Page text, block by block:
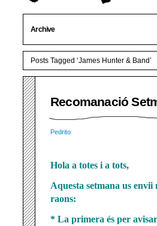
Archive
Posts Tagged ‘James Hunter & Band’
Recomanació
Pedrito
Hola a totes i a tots,
Aquesta setmana us envii
raons:
* La primera és per